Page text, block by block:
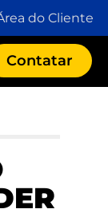
do Cliente
Contatar